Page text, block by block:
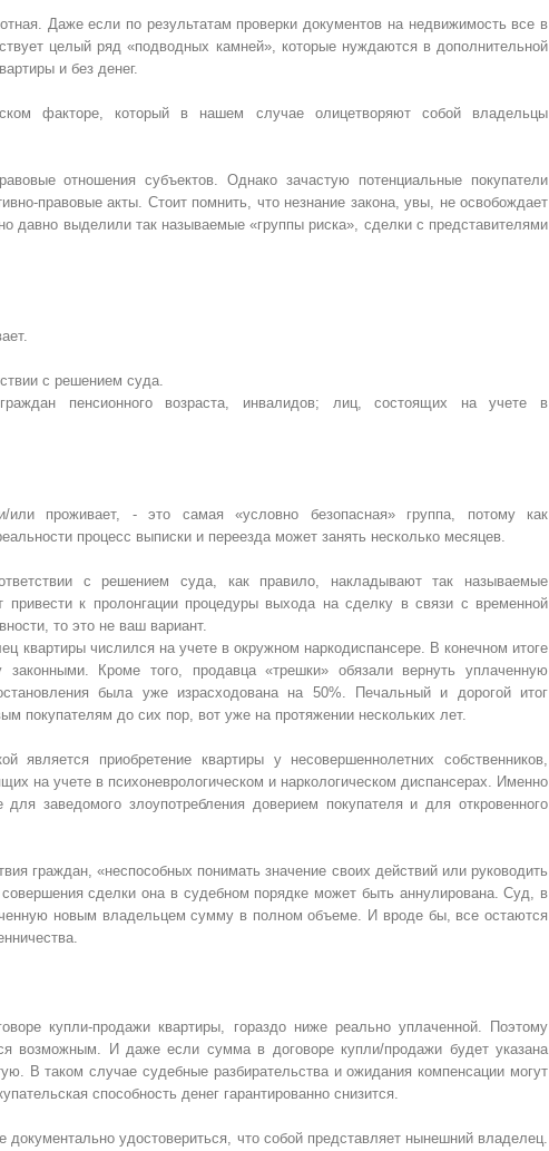
Даже если по результатам проверки документов на недвижимость все в
целый ряд «подводных камней», которые нуждаются в дополнительной
и без денег.
факторе, который в нашем случае олицетворяют собой владельцы
отношения субъектов. Однако зачастую потенциальные покупатели
правовые акты. Стоит помнить, что незнание закона, увы, не освобождает
давно выделили так называемые «группы риска», сделки с представителями
с решением суда.
пенсионного возраста, инвалидов; лиц, состоящих на учете в
проживает, - это самая «условно безопасная» группа, потому как
процесс выписки и переезда может занять несколько месяцев.
с решением суда, как правило, накладывают так называемые
привести к пролонгации процедуры выхода на сделку в связи с временной
то это не ваш вариант.
квартиры числился на учете в окружном наркодиспансере. В конечном итоге
законными. Кроме того, продавца «трешки» обязали вернуть уплаченную
была уже израсходована на 50%. Печальный и дорогой итог
покупателям до сих пор, вот уже на протяжении нескольких лет.
является приобретение квартиры у несовершеннолетних собственников,
на учете в психоневрологическом и наркологическом диспансерах. Именно
заведомого злоупотребления доверием покупателя и для откровенного
граждан, «неспособных понимать значение своих действий или руководить
сделки она в судебном порядке может быть аннулирована. Суд, в
новым владельцем сумму в полном объеме. И вроде бы, все остаются
купли-продажи квартиры, гораздо ниже реально уплаченной. Поэтому
возможным. И даже если сумма в договоре купли/продажи будет указана
В таком случае судебные разбирательства и ожидания компенсации могут
способность денег гарантированно снизится.
документально удостовериться, что собой представляет нынешний владелец.